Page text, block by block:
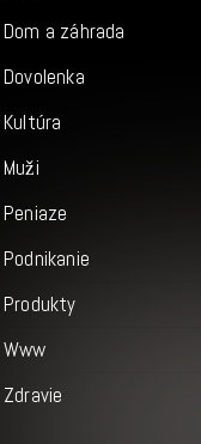
Dom a záhrada
Dovolenka
Kultúra
Muži
Peniaze
Podnikanie
Produkty
Www
Zdravie